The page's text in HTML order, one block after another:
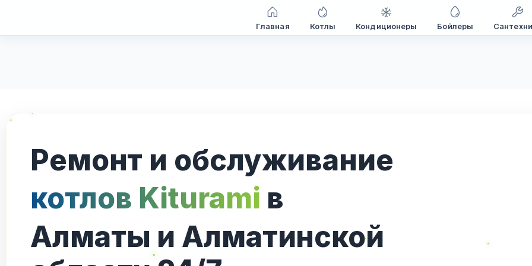
Ремонт и обслуживание
котлов Kiturami в
Алматы и Алматинской
Главная Котлы Кондиционеры Бойлеры